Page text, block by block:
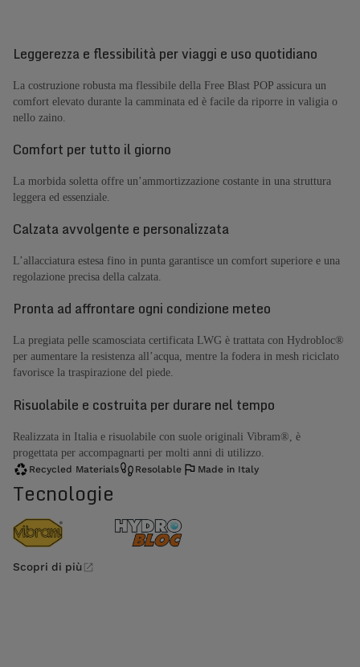
Leggerezza e flessibilità per viaggi e uso quotidiano
La costruzione robusta ma flessibile della Free Blast POP assicura un
comfort elevato durante la camminata ed è facile da riporre in valigia o
nello zaino.
Comfort per tutto il giorno
La morbida soletta offre un’ammortizzazione costante in una struttura
leggera ed essenziale.
Calzata avvolgente e personalizzata
L’allacciatura estesa fino in punta garantisce un comfort superiore e una
regolazione precisa della calzata.
Pronta ad affrontare ogni condizione meteo
La pregiata pelle scamosciata certificata LWG è trattata con Hydrobloc®
per aumentare la resistenza all’acqua, mentre la fodera in mesh riciclato
favorisce la traspirazione del piede.
Risuolabile e costruita per durare nel tempo
Realizzata in Italia e risuolabile con suole originali Vibram®, è
progettata per accompagnarti per molti anni di utilizzo.
Recycled Materials Resolable Made in Italy
Tecnologie
Scopri di più